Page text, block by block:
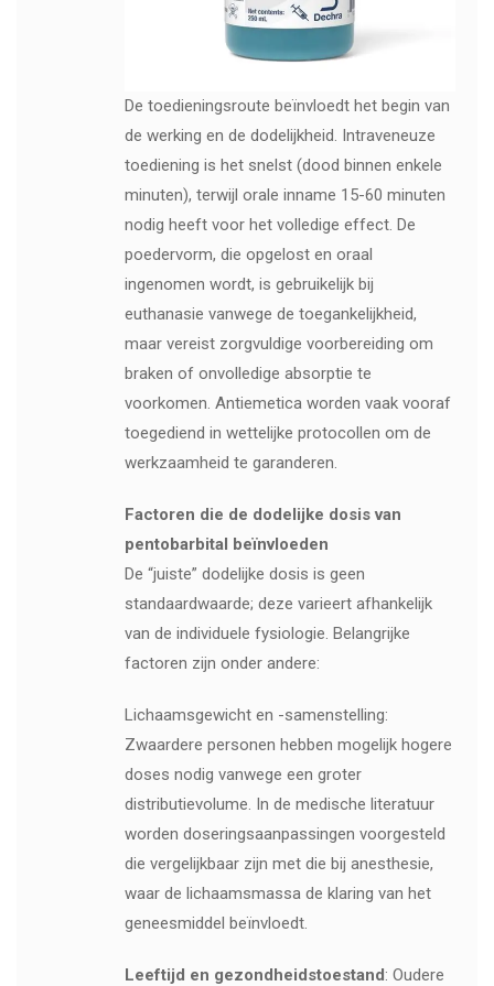
De toedieningsroute beïnvloedt het begin van
de werking en de dodelijkheid. Intraveneuze
toediening is het snelst (dood binnen enkele
minuten), terwijl orale inname 15-60 minuten
nodig heeft voor het volledige effect. De
poedervorm, die opgelost en oraal
ingenomen wordt, is gebruikelijk bij
euthanasie vanwege de toegankelijkheid,
maar vereist zorgvuldige voorbereiding om
braken of onvolledige absorptie te
voorkomen. Antiemetica worden vaak vooraf
toegediend in wettelijke protocollen om de
werkzaamheid te garanderen.
Factoren die de dodelijke dosis van
pentobarbital beïnvloeden
De “juiste” dodelijke dosis is geen
standaardwaarde; deze varieert afhankelijk
van de individuele fysiologie. Belangrijke
factoren zijn onder andere:
Lichaamsgewicht en -samenstelling:
Zwaardere personen hebben mogelijk hogere
doses nodig vanwege een groter
distributievolume. In de medische literatuur
worden doseringsaanpassingen voorgesteld
die vergelijkbaar zijn met die bij anesthesie,
waar de lichaamsmassa de klaring van het
geneesmiddel beïnvloedt.
Leeftijd en gezondheidstoestand: Oudere